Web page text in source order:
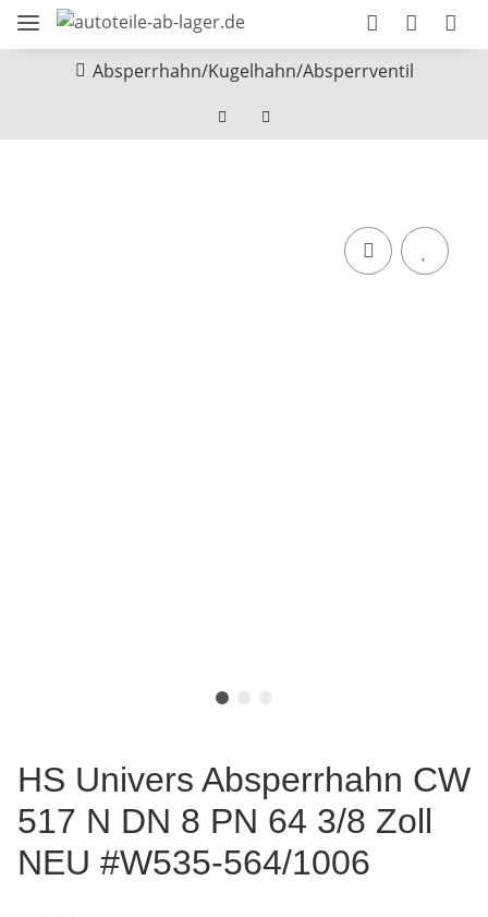
Absperrhahn/Kugelhahn/Absperrventil
HS Univers Absperrhahn CW
517 N DN 8 PN 64 3/8 Zoll
NEU #W535-564/1006